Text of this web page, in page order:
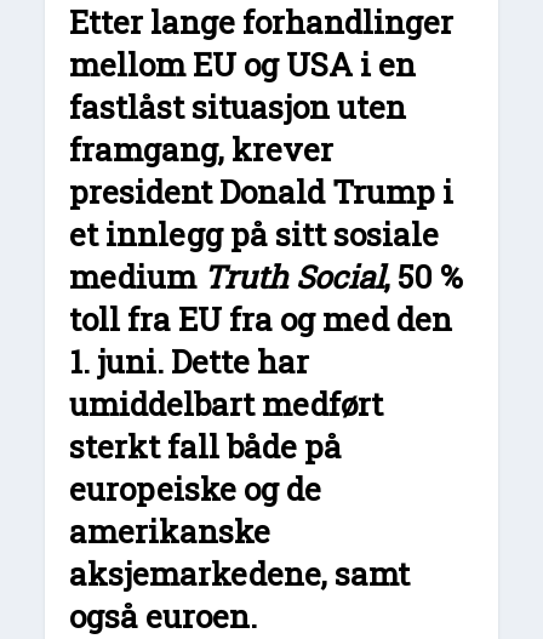
Etter lange forhandlinger
mellom EU og USA i en
fastlåst situasjon uten
framgang, krever
president Donald Trump i
et innlegg på sitt sosiale
medium Truth Social, 50 %
toll fra EU fra og med den
1. juni. Dette har
umiddelbart medført
sterkt fall både på
europeiske og de
amerikanske
aksjemarkedene, samt
også euroen.